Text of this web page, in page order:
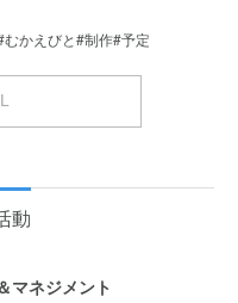
かえびと#制作#予定
動
マネジメント